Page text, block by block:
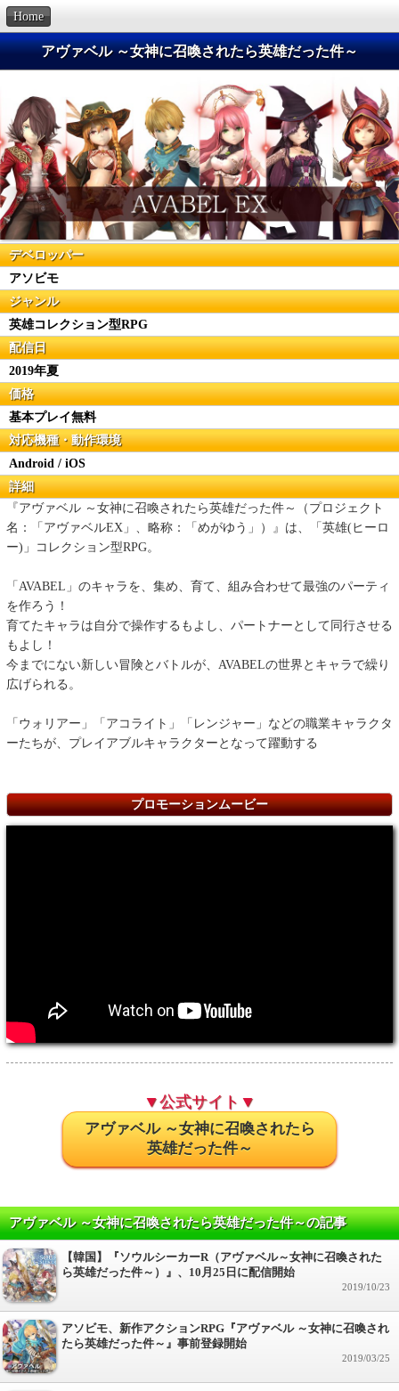
Home
アヴァベル ～女神に召喚されたら英雄だった件～
デベロッパー
アソビモ
ジャンル
英雄コレクション型RPG
配信日
2019年夏
価格
基本プレイ無料
対応機種・動作環境
Android / iOS
詳細
『アヴァベル ～女神に召喚されたら英雄だった件～（プロジェクト
名：「アヴァベルEX」、略称：「めがゆう」）』は、「英雄(ヒーロ
ー)」コレクション型RPG。
「AVABEL」のキャラを、集め、育て、組み合わせて最強のパーティ
を作ろう！
育てたキャラは自分で操作するもよし、パートナーとして同行させる
もよし！
今までにない新しい冒険とバトルが、AVABELの世界とキャラで繰り
広げられる。
「ウォリアー」「アコライト」「レンジャー」などの職業キャラクタ
ーたちが、プレイアブルキャラクターとなって躍動する
プロモーションムービー
▼公式サイト▼
アヴァベル ～女神に召喚されたら
英雄だった件～
アヴァベル ～女神に召喚されたら英雄だった件～の記事
【韓国】『ソウルシーカーR（アヴァベル～女神に召喚された
ら英雄だった件～）』、10月25日に配信開始
2019/10/23
アソビモ、新作アクションRPG『アヴァベル ～女神に召喚され
たら英雄だった件～』事前登録開始
2019/03/25